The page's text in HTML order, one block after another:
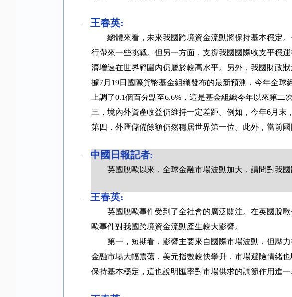
· 王春英:
總體來看，未來我國跨境資金流動將保持基本穩定
行帶來一些挑戰。但另一方面，支撐我國國際收支平穩
濟增速在世界範圍內仍屬於較高水平。另外，我國財政
據7月 19日國際貨幣基金組織發布的最新預測，今年全球
上調了0.1個百分點至6.6%，這是基金組織今年以來第二
三，境內外資產收益仍維持一定差距。例如，今年6月末
第四，外匯儲備餘額仍然穩居世界第一位。此外，當前
· 中國日報記者:
英國脫歐以來，全球金融市場波動加大，請問對我
· 王春英:
英國脫歐事件受到了全社會的廣泛關注。在英國脫
歐事件對我國跨境資金流動產生較大影響。
第一，短期看，影響主要來自國際市場波動，但壓
金融市場大幅震蕩，美元指數較快攀升，市場避險情緒
保持基本穩定，這也說明匯率對市場供求的調節作用進一